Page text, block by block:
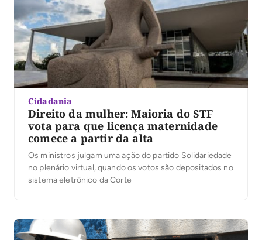
Cidadania
Direito da mulher: Maioria do STF
vota para que licença maternidade
comece a partir da alta
Os ministros julgam uma ação do partido Solidariedade
no plenário virtual, quando os votos são depositados no
sistema eletrônico da Corte